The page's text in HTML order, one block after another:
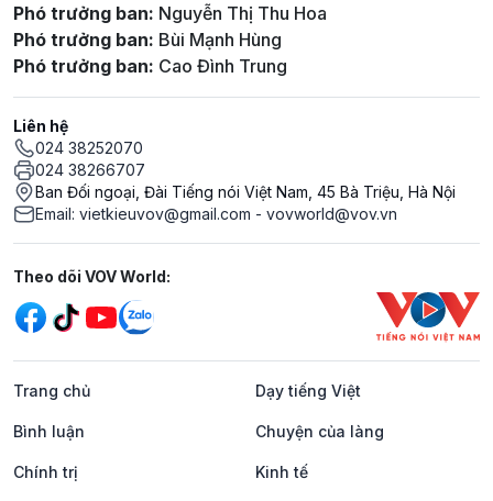
Phó trưởng ban: Nguyễn Thị Thu Hoa
Phó trưởng ban: Bùi Mạnh Hùng
Phó trưởng ban: Cao Đình Trung
Liên hệ
024 38252070
024 38266707
Ban Đối ngoại, Đài Tiếng nói Việt Nam, 45 Bà Triệu, Hà Nội
Email: vietkieuvov@gmail.com - vovworld@vov.vn
Mạng xã hội
Theo dõi VOV World:
Trang chủ Dạy tiếng Việt
Bình luận Chuyện của làng
Chính trị Kinh tế